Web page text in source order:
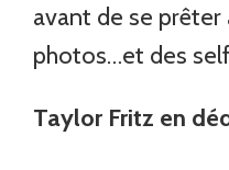
avant de se prêter
photos…et des
Taylor Fritz en